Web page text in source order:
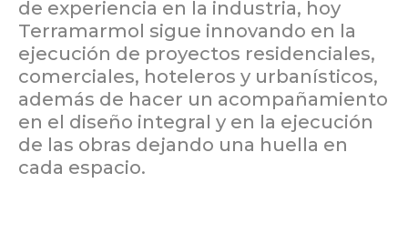
de experiencia en la industria, hoy
Terramarmol sigue innovando en la
ejecución de proyectos residenciales,
comerciales, hoteleros y urbanísticos,
además de hacer un acompañamiento
en el diseño integral y en la ejecución
de las obras dejando una huella en
cada espacio.